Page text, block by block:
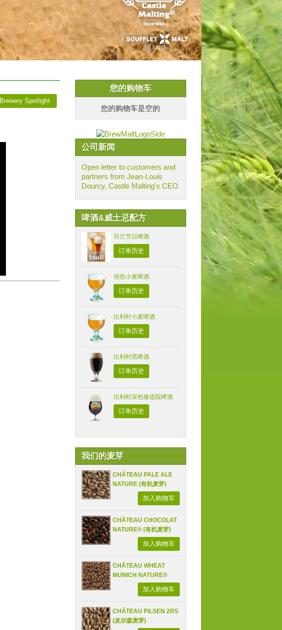
您的购物车
您的购物车是空的
公司新闻
Open letter to customers and
partners from Jean-Louis
Dourcy, Castle Malting's CEO
啤酒&威士忌配方
芬兰节日啤酒
订单历史
传统小麦啤酒
订单历史
比利时小麦啤酒
订单历史
比利时黑啤酒
订单历史
比利时深色修道院啤酒
订单历史
我们的麦芽
CHÂTEAU PALE ALE
NATURE (有机麦芽)
加入购物车
CHÂTEAU CHOCOLAT
NATURE® (有机麦芽)
加入购物车
CHÂTEAU WHEAT
MUNICH NATURE®
加入购物车
CHÂTEAU PILSEN 2RS
(皮尔森麦芽)
Brewery Spotlight